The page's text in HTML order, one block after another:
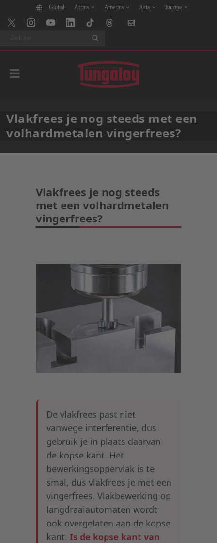
Global Africa America Asia Europe
Vlakfrees je nog steeds met een
volhardmetalen vingerfrees?
Vlakfrees je nog steeds
met een volhardmetalen
vingerfrees?
De vlakfrees past niet
vanwege interferentie, dus
gebruik je in plaats daarvan
de kopse kant. Het
bewerkingsoppervlak is te
smal, dus vlakfrees je met een
vingerfrees. Vlakbewerking op
langdraaiautomaten wordt
ook overgelaten aan de kopse
kant. Is de kopse kant van